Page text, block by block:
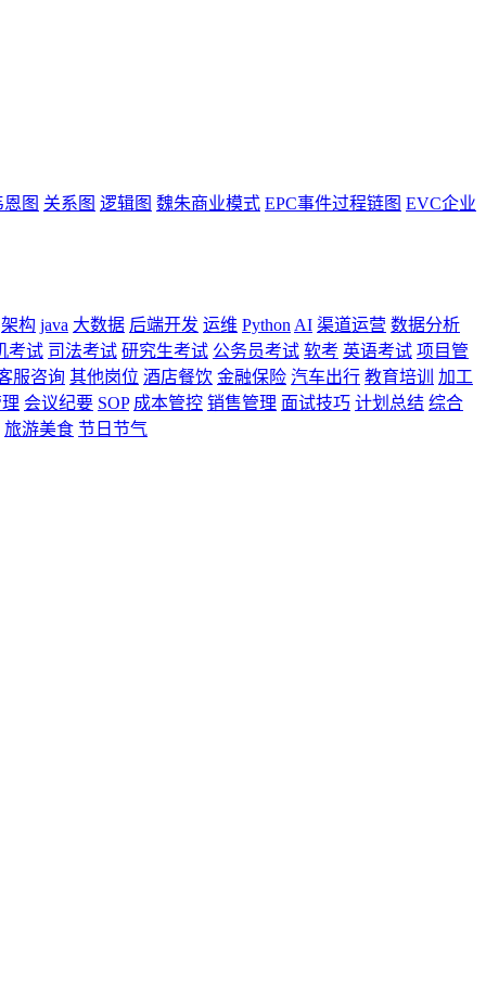
恩图 关系图 逻辑图 魏朱商业模式 EPC事件过程链图 EVC企业
架构 java 大数据 后端开发 运维 Python AI 渠道运营 数据分析
考试 司法考试 研究生考试 公务员考试 软考 英语考试 项目管
服咨询 其他岗位 酒店餐饮 金融保险 汽车出行 教育培训
加工
会议纪要 SOP 成本管控 销售管理 面试技巧 计划总结 综合
旅游美食 节日节气